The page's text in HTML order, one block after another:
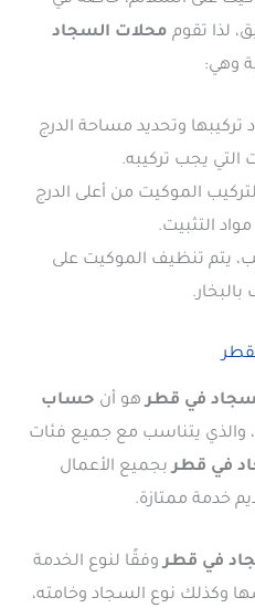
لذا تقوم محلات السجاد
وهي:
تركيبها وتحديد مساحة الدرج
يجب تركيبه.
لتركيب الموكيت من أعلى الدرج
التثبيت.
يتم تنظيف الموكيت على
في قطرهو أن حساب
والذي يتناسب مع جميع فئات
في قطربجميع الأعمال
خدمة ممتازة.
في قطروفقًا لنوع الخدمة
وكذلك نوع السجاد وخامته،